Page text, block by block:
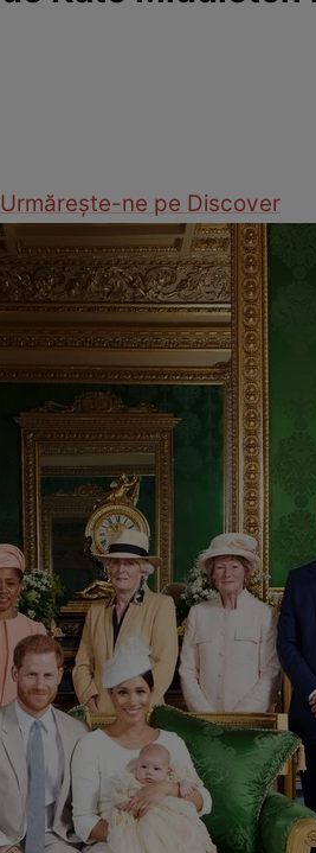
Urmărește-ne pe Discover